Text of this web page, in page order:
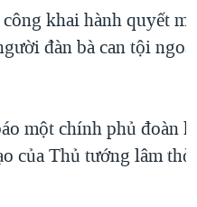
khai hành quyết
đàn bà can tội
một chính phủ đoàn
của Thủ tướng lâm thời